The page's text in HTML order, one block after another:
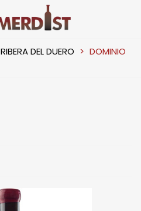
RIBERA DEL DUERO > DOMINIO